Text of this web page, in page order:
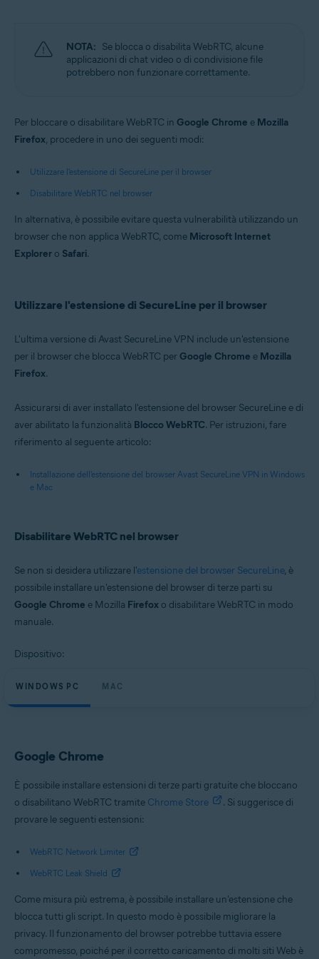
Microsoft Windows 7 Home Basic / Home Premium / Professional /
Enterprise / Ultimate - Service Pack 1, 32/64 bit
Apple macOS 10.13.x (High Sierra)
Apple macOS 10.12.x (Sierra)
NOTA: Se blocca o disabilita WebRTC, alcune
applicazioni di chat video o di condivisione file
potrebbero non funzionare correttamente.
Per bloccare o disabilitare WebRTC in Google Chrome e Mozilla
Firefox, procedere in uno dei seguenti modi:
Utilizzare l'estensione di SecureLine per il browser
Disabilitare WebRTC nel browser
In alternativa, è possibile evitare questa vulnerabilità utilizzando un
browser che non applica WebRTC, come Microsoft Internet
Explorer o Safari.
Utilizzare l'estensione di SecureLine per il browser
L'ultima versione di Avast SecureLine VPN include un'estensione
per il browser che blocca WebRTC per Google Chrome e Mozilla
Firefox.
Assicurarsi di aver installato l'estensione del browser SecureLine e di
aver abilitato la funzionalità Blocco WebRTC. Per istruzioni, fare
riferimento al seguente articolo:
Installazione dell'estensione del browser Avast SecureLine VPN in Windows
e Mac
Disabilitare WebRTC nel browser
Se non si desidera utilizzare l'estensione del browser SecureLine, è
possibile installare un'estensione del browser di terze parti su
Google Chrome e Mozilla Firefox o disabilitare WebRTC in modo
manuale.
Dispositivo:
WINDOWS PC MAC
Google Chrome
È possibile installare estensioni di terze parti gratuite che bloccano
o disabilitano WebRTC tramite Chrome Store
. Si suggerisce di
provare le seguenti estensioni:
WebRTC Network Limiter
WebRTC Leak Shield
Come misura più estrema, è possibile installare un'estensione che
blocca tutti gli script. In questo modo è possibile migliorare la
privacy. Il funzionamento del browser potrebbe tuttavia essere
compromesso, poiché per il corretto caricamento di molti siti Web è